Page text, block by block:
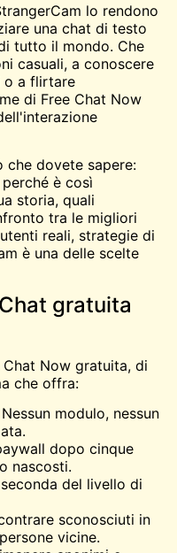
lo rendono
una chat di testo
tutto il mondo. Che
casuali, a conoscere
o a flirtare
di Free Chat Now
dovete sapere:
è così
storia, quali
tra le migliori
reali, strategie di
è una delle scelte
gratuita
Now gratuita, di
che offra:
modulo, nessun
dopo cinque
nascosti.
del livello di
sconosciuti in
vicine.